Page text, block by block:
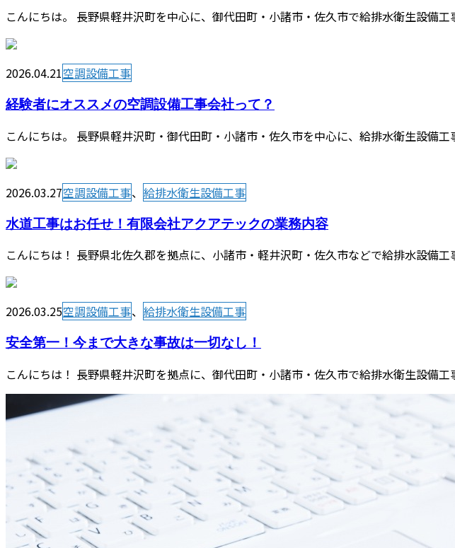
こんにちは。 長野県軽井沢町を中心に、御代田町・小諸市・佐久市で給排水衛生設備
2026.04.21空調設備工事
経験者にオススメの空調設備工事会社って？
こんにちは。 長野県軽井沢町・御代田町・小諸市・佐久市を中心に、給排水衛生設備
2026.03.27空調設備工事、 給排水衛生設備工事
水道工事はお任せ！有限会社アクアテックの業務内容
こんにちは！ 長野県北佐久郡を拠点に、小諸市・軽井沢町・佐久市などで給排水設備
2026.03.25空調設備工事、 給排水衛生設備工事
安全第一！今まで大きな事故は一切なし！
こんにちは！ 長野県軽井沢町を拠点に、御代田町・小諸市・佐久市で給排水衛生設備